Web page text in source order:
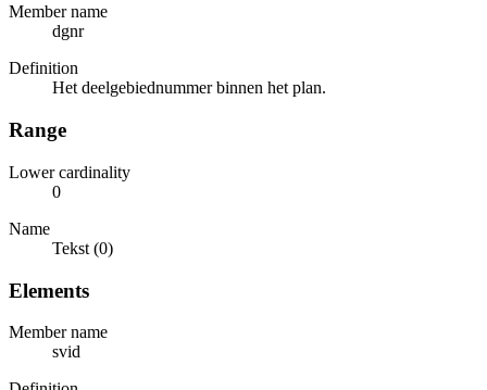
Member name
dgnr
Definition
Het deelgebiednummer binnen het plan.
Range
Lower cardinality
0
Name
Tekst (0)
Elements
Member name
svid